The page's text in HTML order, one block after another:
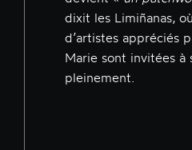
dixit les Limiñanas,
d’artistes appréciés
Marie sont invitées à
pleinement.